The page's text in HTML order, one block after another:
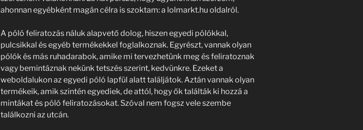
ahonnan egyébként magán célra is szoktam: a lolmarkt.hu oldalról.
A póló feliratozás náluk alapvető dolog, hiszen egyedi pólókkal,
pulcsikkal és egyéb termékekkel foglalkoznak. Egyrészt, vannak olyan
pólók és más ruhadarabok, amike mi tervezhetünk meg és feliratoznak
vagy bemintáznak nekünk tetszés szerint, kedvünkre. Ezeket a
weboldalukon az egyedi póló lapfül alatt találjátok. Aztán vannak olyan
termékeik, amik szintén egyediek, de attól, hogy ők találták ki hozzá a
mintákat és póló feliratozásokat. Szóval nem fogsz vele szembe
találkozni az utcán.